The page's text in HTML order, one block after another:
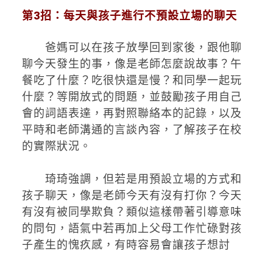
第3招：每天與孩子進行不預設立場的聊天
爸媽可以在孩子放學回到家後，跟他聊
聊今天發生的事，像是老師怎麼說故事？午
餐吃了什麼？吃很快還是慢？和同學一起玩
什麼？等開放式的問題，並鼓勵孩子用自己
會的詞語表達，再對照聯絡本的記錄，以及
平時和老師溝通的言談內容，了解孩子在校
的實際狀況。
琦琦強調，但若是用預設立場的方式和
孩子聊天，像是老師今天有沒有打你？今天
有沒有被同學欺負？類似這樣帶著引導意味
的問句，語氣中若再加上父母工作忙碌對孩
子產生的愧疚感，有時容易會讓孩子想討